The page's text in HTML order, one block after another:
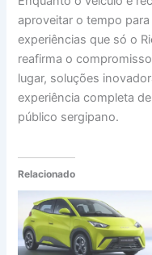
aproveitar o tempo
experiências que só o
reafirma o
lugar, soluções
experiência completa
público sergipano.
Relacionado